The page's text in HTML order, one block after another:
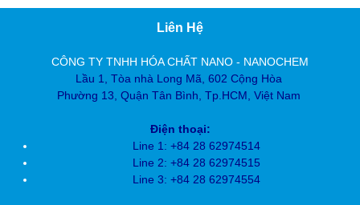
solubility. The high proportion
various food for nutrition
enhancement.
Liên Hệ
CÔNG TY TNHH HÓA CHẤT NANO - NANOCHEM
Lầu 1, Tòa nhà Long Mã, 602 Cộng Hòa
Phường 13, Quận Tân Bình, Tp.HCM, Việt Nam
Điện thoại:
Line 1: +84 28 62974514
Line 2: +84 28 62974515
Line 3: +84 28 62974554